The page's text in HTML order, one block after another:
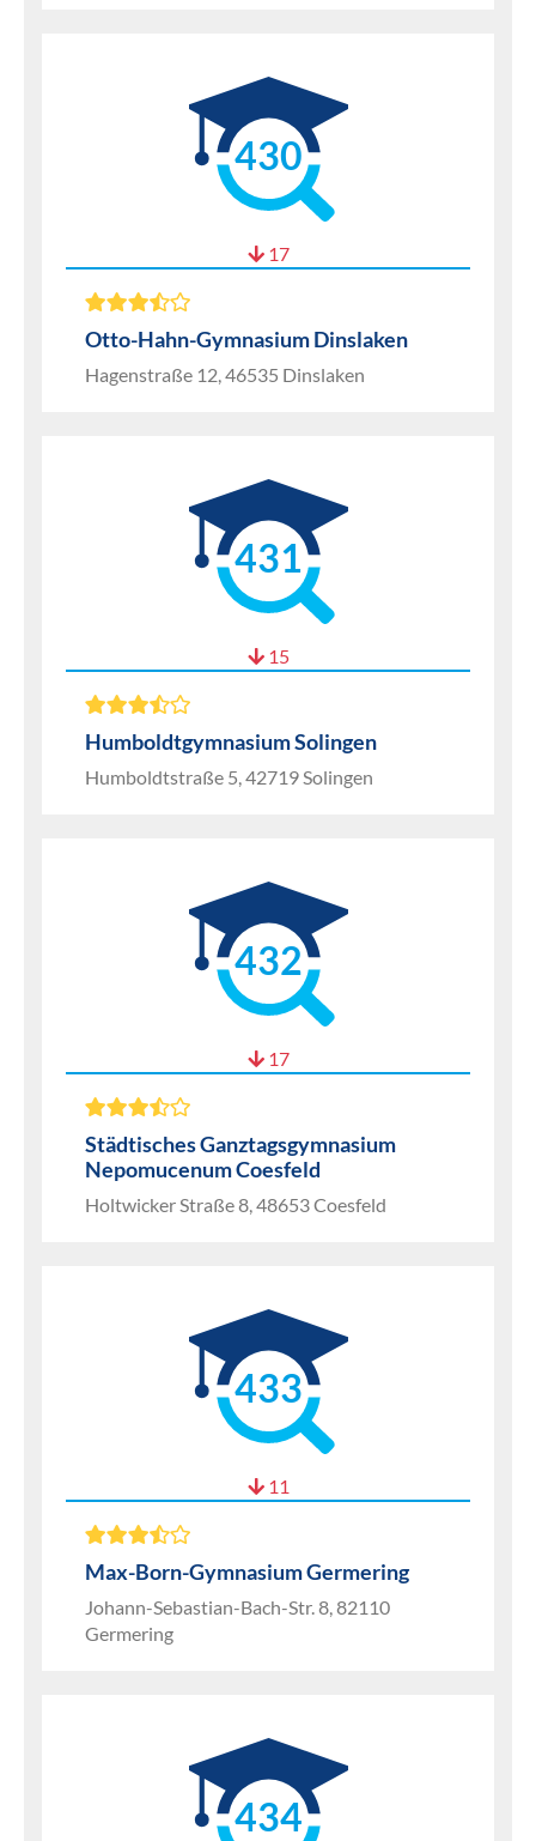
430
17
Otto-Hahn-Gymnasium Dinslaken
Hagenstraße 12, 46535 Dinslaken
431
15
Humboldtgymnasium Solingen
Humboldtstraße 5, 42719 Solingen
432
17
Städtisches Ganztagsgymnasium
Nepomucenum Coesfeld
Holtwicker Straße 8, 48653 Coesfeld
433
11
Max-Born-Gymnasium Germering
Johann-Sebastian-Bach-Str. 8, 82110
Germering
434